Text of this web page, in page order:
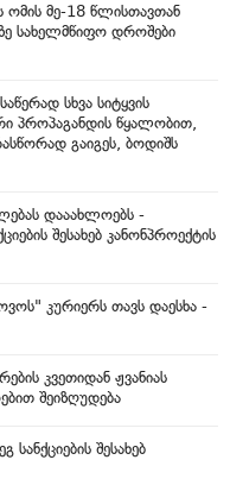
მე-18 წლისთავთან
სახელმწიფო დროშები
სხვა სიტყვის
პროპაგანდის წყალობით,
გაიგეს, ბოდიშს
დააახლოებს -
შესახებ კანონპროექტის
კურიერს თავს დაესხა -
კვეთიდან ჟვანიას
შეიზღუდება
სანქციების შესახებ